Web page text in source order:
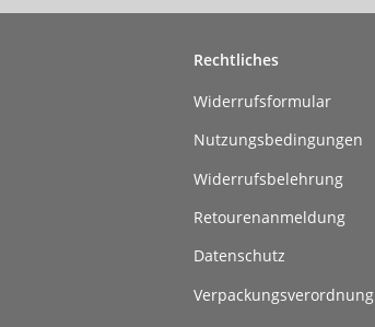
Rechtliches
Widerrufsformular
Nutzungsbedingungen
Widerrufsbelehrung
Retourenanmeldung
Datenschutz
Verpackungsverordnung